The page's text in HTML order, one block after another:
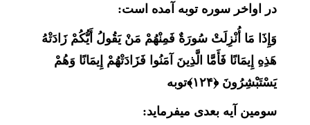
در اواخر سوره توبه آمده است:
وَإِذَا مَا أُنْزِلَتْ سُورَةٌ فَمِنْهُمْ مَنْ يَقُولُ أَيُّكُمْ زَادَتْهُ
هَذِهِ إِيمَانًا فَأَمَّا الَّذِينَ آمَنُوا فَزَادَتْهُمْ إِيمَانًا وَهُمْ
يَسْتَبْشِرُونَ ﴿۱۲۴﴾
توبه
سومین آیه بعدی میفرماید: